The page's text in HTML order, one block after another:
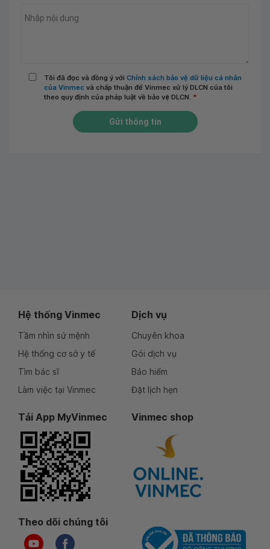
Tôi đã đọc và đồng ý với Chính sách bảo vệ dữ liệu cá nhân
của Vinmec và chấp thuận để Vinmec xử lý DLCN của tôi
theo quy định của pháp luật về bảo vệ DLCN. *
Gửi thông tin
Hệ thống Vinmec
Tầm nhìn sứ mệnh
Hệ thống cơ sở y tế
Tìm bác sĩ
Làm việc tại Vinmec
Dịch vụ
Chuyên khoa
Gói dịch vụ
Bảo hiểm
Đặt lịch hẹn
Tải App MyVinmec Vinmec shop
Theo dõi chúng tôi